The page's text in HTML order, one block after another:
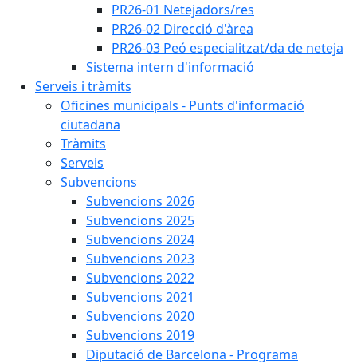
PR26-01 Netejadors/res
PR26-02 Direcció d'àrea
PR26-03 Peó especialitzat/da de neteja
Sistema intern d'informació
Serveis i tràmits
Oficines municipals - Punts d'informació
ciutadana
Tràmits
Serveis
Subvencions
Subvencions 2026
Subvencions 2025
Subvencions 2024
Subvencions 2023
Subvencions 2022
Subvencions 2021
Subvencions 2020
Subvencions 2019
Diputació de Barcelona - Programa